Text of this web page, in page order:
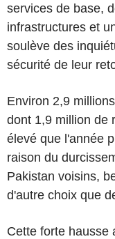
services de base,
infrastructures et
soulève des
sécurité de leur
Environ 2,9
dont 1,9 million de
élevé que l'année
raison du
Pakistan voisins,
d'autre choix que
Cette forte hausse